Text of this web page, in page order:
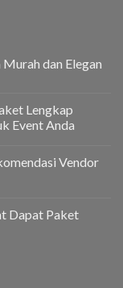
dan Elegan
Lengkap
Event Anda
Vendor
Dapat Paket